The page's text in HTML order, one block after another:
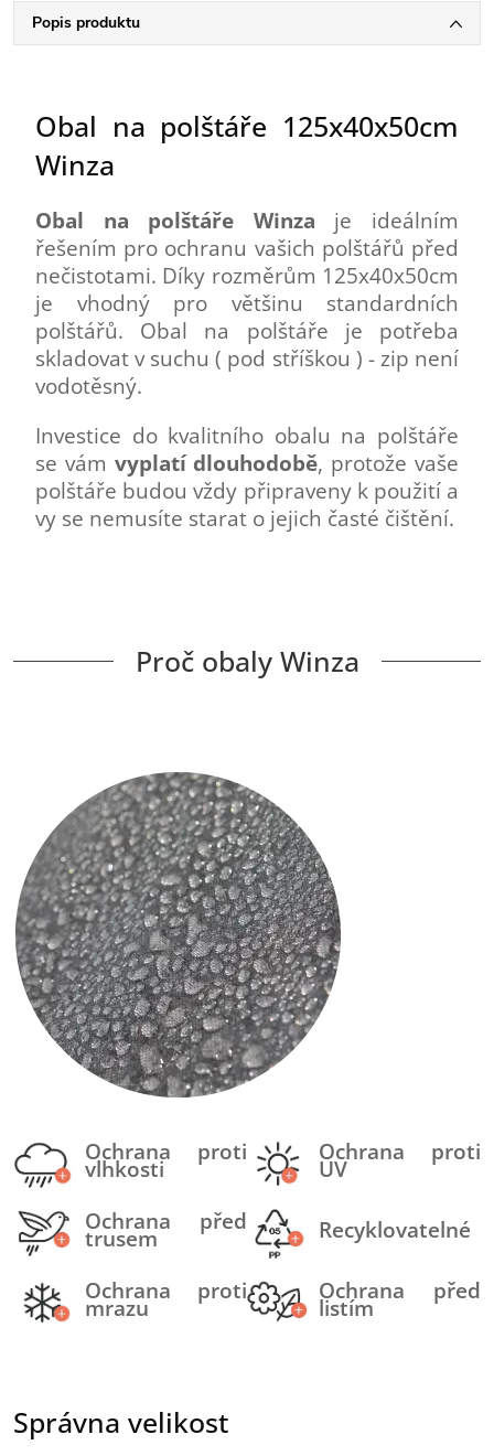
Popis produktu
Obal na polštáře 125x40x50cm
Winza
Obal na polštáře Winza je ideálním
řešením pro ochranu vašich polštářů před
nečistotami. Díky rozměrům 125x40x50cm
je vhodný pro většinu standardních
polštářů. Obal na polštáře je potřeba
skladovat v suchu ( pod stříškou ) - zip není
vodotěsný.
Investice do kvalitního obalu na polštáře
se vám vyplatí dlouhodobě, protože vaše
polštáře budou vždy připraveny k použití a
vy se nemusíte starat o jejich časté čištění.
Proč obaly Winza
Ochrana proti
vlhkosti
Ochrana proti
UV
Ochrana před
trusem Recyklovatelné
Ochrana proti
mrazu
Ochrana před
listím
Správna velikost